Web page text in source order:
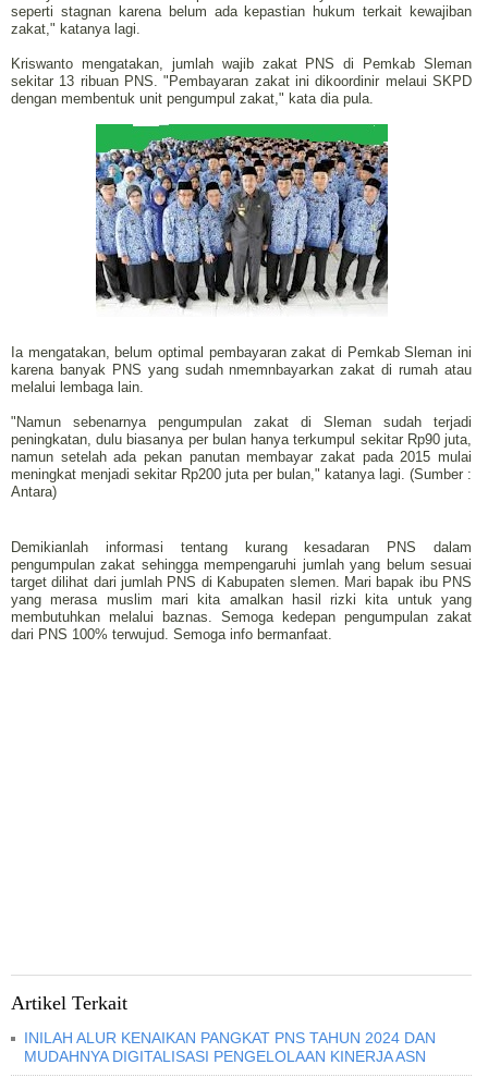
seperti stagnan karena belum ada kepastian hukum terkait kewajiban
zakat," katanya lagi.
Kriswanto mengatakan, jumlah wajib zakat PNS di Pemkab Sleman
sekitar 13 ribuan PNS. "Pembayaran zakat ini dikoordinir melaui SKPD
dengan membentuk unit pengumpul zakat," kata dia pula.
Ia mengatakan, belum optimal pembayaran zakat di Pemkab Sleman ini
karena banyak PNS yang sudah nmemnbayarkan zakat di rumah atau
melalui lembaga lain.
"Namun sebenarnya pengumpulan zakat di Sleman sudah terjadi
peningkatan, dulu biasanya per bulan hanya terkumpul sekitar Rp90 juta,
namun setelah ada pekan panutan membayar zakat pada 2015 mulai
meningkat menjadi sekitar Rp200 juta per bulan," katanya lagi. (Sumber :
Antara)
Demikianlah informasi tentang kurang kesadaran PNS dalam
pengumpulan zakat sehingga mempengaruhi jumlah yang belum sesuai
target dilihat dari jumlah PNS di Kabupaten slemen. Mari bapak ibu PNS
yang merasa muslim mari kita amalkan hasil rizki kita untuk yang
membutuhkan melalui baznas. Semoga kedepan pengumpulan zakat
dari PNS 100% terwujud. Semoga info bermanfaat.
Artikel Terkait
INILAH ALUR KENAIKAN PANGKAT PNS TAHUN 2024 DAN
MUDAHNYA DIGITALISASI PENGELOLAAN KINERJA ASN